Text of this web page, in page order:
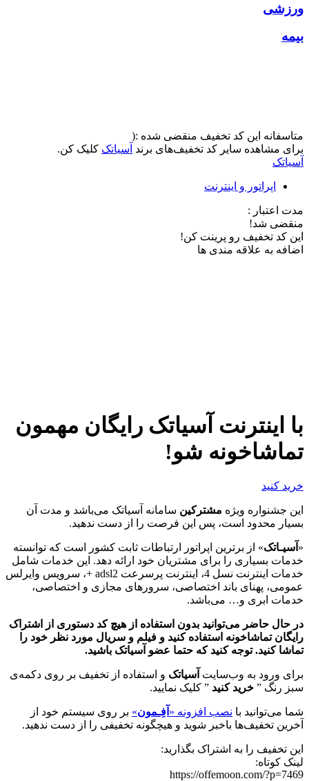
ورزشی
بیمه
متاسفانه این کد تخفیف منقضی شده :(
برای مشاهده سایر کد تخفیف‌های برند آسیاتک کلیک کن.
آسیاتک
اپراتور و اینترنت
مدت اعتبار :
منقضی شد!
این کد تخفیف رو پرینت کن!
اضافه به علاقه مندی ها
با اینترنت آسیاتک رایگان مهمون
تماشاخونه شو!
خرید کنید
این جشنواره ویژه مشترکین سامانه آسیاتک می‌باشد و مدت آن
بسیار محدود است، پس این فرصت را از دست ندهید.
« آسیـاتک» از برترین اپراتور ارتباطات ثابت کشور است که توانسته
خدمات بسیاری را برای مشتریان خود ارائه دهد. این خدمات شامل
خدمات اینترنت نسل 4، اینترنت پرسرعت adsl2 +، سرویس وایرلس
عمومی، پهنای باند اختصاصی، سرورهای مجازی و اختصاصی،
خدمات ابری و… می‌باشد.
در حال حاضر می‌توانید بدون استفاده از هیچ کد دستوری از اشتراک
رایگان تماشاخونه استفاده کنید و فیلم و سریال مورد نظر خود را
تماشا کنید. توجه کنید که حتما عضو آسیاتک باشید.
برای ورود به وب‌سایت آسیاتک و استفاده از تخفیف بر روی دکمه‌ی
سبز رنگ ” خرید کنید ” کلیک نمایید.
شما می‌توانید با نصب افزونه « آفِـمون» بر روی سیستم خود از
آخرین تخفیف‌ها باخبر شوید و هیچگونه تخفیفی را از دست ندهید.
این تخفیف را به اشتراک بگذارید:
لینک کوتاه:
https://offemoon.com/?p=7469